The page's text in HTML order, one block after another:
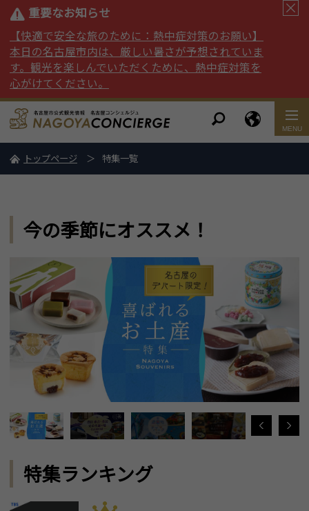
重要なお知らせ
【快適で安全な旅のために：熱中症対策のお願い】
本日の名古屋市内は、厳しい暑さが予想されていま
す。観光を楽しんでいただくために、熱中症対策を
心がけてください。
トップページ 特集一覧
今の季節にオススメ！
特集ランキング